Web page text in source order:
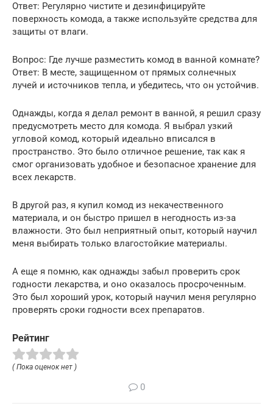
Ответ: Регулярно чистите и дезинфицируйте
поверхность комода, а также используйте средства для
защиты от влаги.
Вопрос: Где лучше разместить комод в ванной комнате?
Ответ: В месте, защищенном от прямых солнечных
лучей и источников тепла, и убедитесь, что он устойчив.
Однажды, когда я делал ремонт в ванной, я решил сразу
предусмотреть место для комода. Я выбрал узкий
угловой комод, который идеально вписался в
пространство. Это было отличное решение, так как я
смог организовать удобное и безопасное хранение для
всех лекарств.
В другой раз, я купил комод из некачественного
материала, и он быстро пришел в негодность из-за
влажности. Это был неприятный опыт, который научил
меня выбирать только влагостойкие материалы.
А еще я помню, как однажды забыл проверить срок
годности лекарства, и оно оказалось просроченным.
Это был хороший урок, который научил меня регулярно
проверять сроки годности всех препаратов.
Рейтинг
( Пока оценок нет )
0